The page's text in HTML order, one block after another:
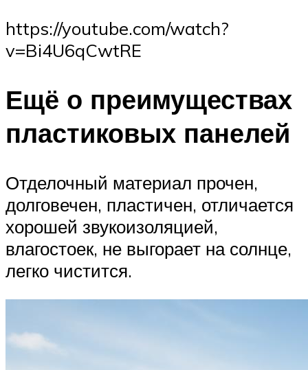
https://youtube.com/watch?
v=Bi4U6qCwtRE
Ещё о преимуществах
пластиковых панелей
Отделочный материал прочен,
долговечен, пластичен, отличается
хорошей звукоизоляцией,
влагостоек, не выгорает на солнце,
легко чистится.